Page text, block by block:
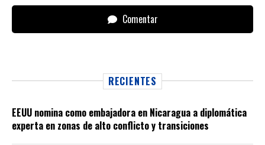
Comentar
RECIENTES
EEUU nomina como embajadora en Nicaragua a diplomática
experta en zonas de alto conflicto y transiciones